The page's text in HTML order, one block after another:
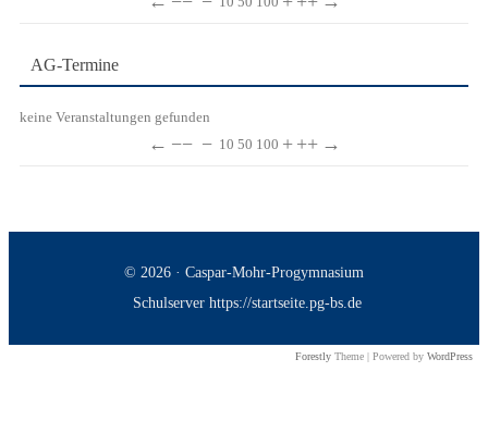
AG-Termine
keine Veranstaltungen gefunden
← −− − 10 50 100 + ++ →
© 2026 · Caspar-Mohr-Progymnasium
Schulserver https://startseite.pg-bs.de
Forestly Theme | Powered by WordPress